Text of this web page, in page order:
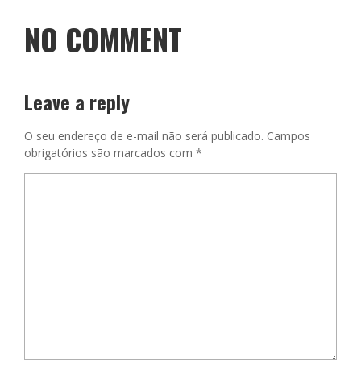
NO COMMENT
Leave a reply
O seu endereço de e-mail não será publicado. Campos
obrigatórios são marcados com *